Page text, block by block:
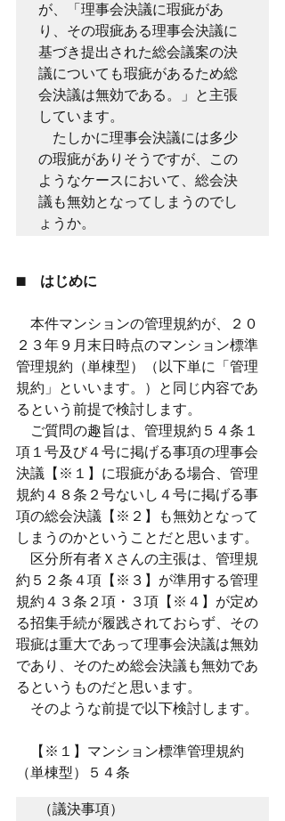
が、「理事会決議に瑕疵があ
り、その瑕疵ある理事会決議に
基づき提出された総会議案の決
議についても瑕疵があるため総
会決議は無効である。」と主張
しています。
たしかに理事会決議には多少
の瑕疵がありそうですが、この
ようなケースにおいて、総会決
議も無効となってしまうのでし
ょうか。
■　はじめに
本件マンションの管理規約が、２０
２３年９月末日時点のマンション標準
管理規約（単棟型）（以下単に「管理
規約」といいます。）と同じ内容であ
るという前提で検討します。
ご質問の趣旨は、管理規約５４条１
項１号及び４号に掲げる事項の理事会
決議【※１】に瑕疵がある場合、管理
規約４８条２号ないし４号に掲げる事
項の総会決議【※２】も無効となって
しまうのかということだと思います。
区分所有者Ｘさんの主張は、管理規
約５２条４項【※３】が準用する管理
規約４３条２項・３項【※４】が定め
る招集手続が履践されておらず、その
瑕疵は重大であって理事会決議は無効
であり、そのため総会決議も無効であ
るというものだと思います。
そのような前提で以下検討します。
【※１】マンション標準管理規約
（単棟型）５４条
（議決事項）